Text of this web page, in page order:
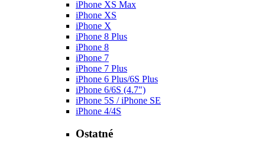
iPhone XS Max
iPhone XS
iPhone X
iPhone 8 Plus
iPhone 8
iPhone 7
iPhone 7 Plus
iPhone 6 Plus/6S Plus
iPhone 6/6S (4.7")
iPhone 5S / iPhone SE
iPhone 4/4S
Ostatné